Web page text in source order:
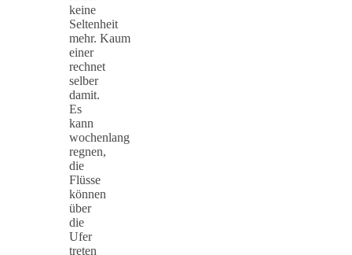
keine
Seltenheit
mehr. Kaum
einer
rechnet
selber
damit.
Es
kann
wochenlang
regnen,
die
Flüsse
können
über
die
Ufer
treten